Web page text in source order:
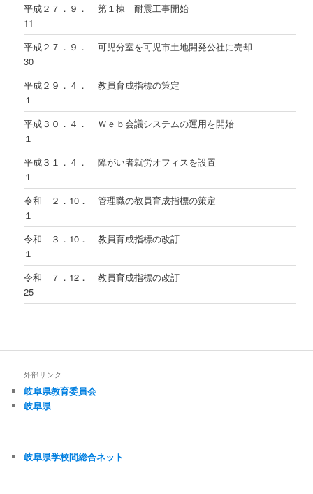
平成２７．９．
11
第１棟 耐震工事開始
平成２７．９．
30
可児分室を可児市土地開発公社に売却
平成２９．４．
１
教員育成指標の策定
平成３０．４．
１
Ｗｅｂ会議システムの運用を開始
平成３１．４．
１
障がい者就労オフィスを設置
令和 ２．10．
１
管理職の教員育成指標の策定
令和 ３．10．
１
教員育成指標の改訂
令和 ７．12．
25
教員育成指標の改訂
外部リンク
岐阜県教育委員会
岐阜県
岐阜県学校間総合ネット